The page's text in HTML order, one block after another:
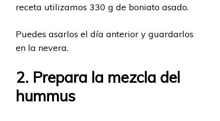
receta utilizamos 330 g de boniato asado.
Puedes asarlos el día anterior y guardarlos
en la nevera.
2. Prepara la mezcla del
hummus